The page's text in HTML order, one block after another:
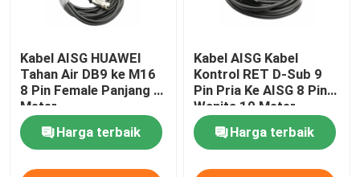
Kabel AISG HUAWEI
Tahan Air DB9 ke M16
8 Pin Female Panjang 5
Meter
Harga terbaik
Kabel AISG Kabel
Kontrol RET D-Sub 9
Pin Pria Ke AISG 8 Pin
Wanita 10 Meter
Harga terbaik